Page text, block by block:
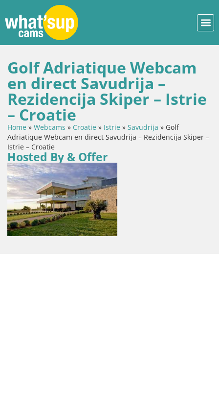
Golf Adriatique Webcam
en direct Savudrija –
Rezidencija Skiper – Istrie
– Croatie
Home » Webcams » Croatie » Istrie » Savudrija » Golf
Adriatique Webcam en direct Savudrija – Rezidencija Skiper –
Istrie – Croatie
Hosted By & Offer